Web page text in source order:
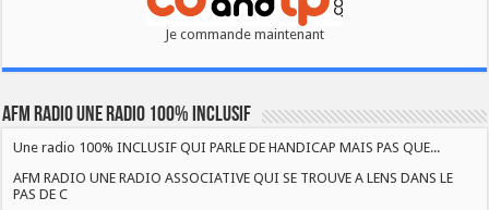
Je commande maintenant
AFM RADIO UNE RADIO 100% INCLUSIF
Une radio 100% INCLUSIF QUI PARLE DE HANDICAP MAIS PAS QUE...
AFM RADIO UNE RADIO ASSOCIATIVE QUI SE TROUVE A LENS DANS LE
PAS DE C